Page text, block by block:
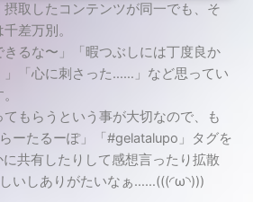
取したコンテンツが同一でも、そ
差万別。
きるな〜」「暇つぶしには丁度良か
」「心に刺さった……」など思ってい
もらうという事が大切なので、も
ーたるーぽ」「#gelatalupo」タグを
共有したりして感想言ったり拡散
いしありがたいなぁ……(((◜ω◝)))